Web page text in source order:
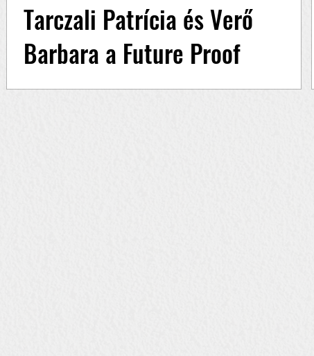
Tarczali Patrícia és Verő
Barbara a Future Proof
Consulting alapítói